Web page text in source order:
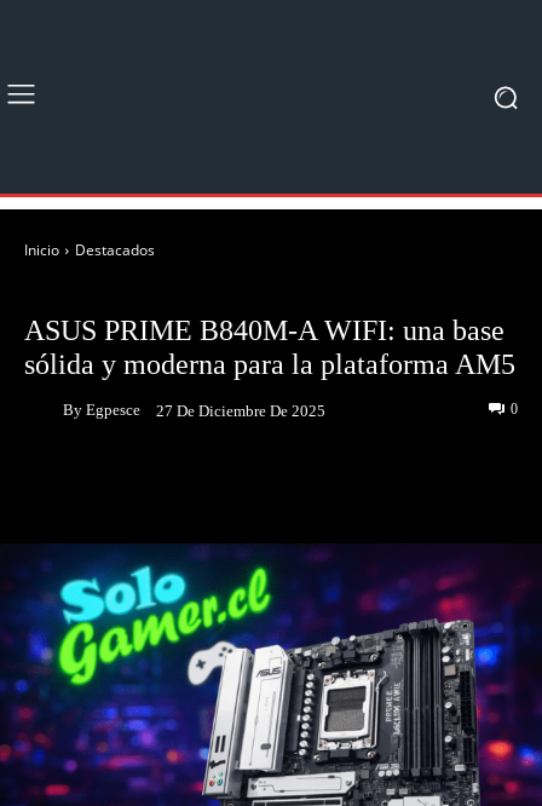
Inicio Destacados
ASUS PRIME B840M-A WIFI: una base
sólida y moderna para la plataforma AM5
By Egpesce 27 De Diciembre De 2025 0